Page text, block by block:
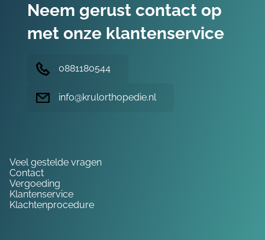
Neem gerust contact op
met onze klantenservice
0881180544
info@krulorthopedie.nl
Veel gestelde vragen
Contact
Vergoeding
Klantenservice
Klachtenprocedure